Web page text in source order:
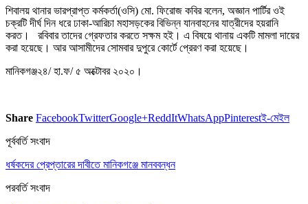
শিবালয় থানার ভারপ্রাপ্ত কর্মকর্তা(ওসি) মো. ফিরোজ কবির বলেন, অজ্ঞান পার্টির ওই
চক্রটি দীর্ঘ দিন ধরে ঢাকা-আরিচা মহাসড়কের বিভিন্ন যানবাহনের যাত্রীদের হয়রানি
করত। রবিবার তাদের গ্রেফতার করতে সক্ষম হই। এ বিষয়ে থানায় একটি মামলা দায়ের
করা হয়েছে। আর আসামীদের সোমবার দুপুরে কোর্টে প্রেরণ করা হয়েছে।
মানিকগঞ্জ২৪/ হা.ফ/ ৫ অক্টোবর ২০২০।
Share FacebookTwitterGoogle+ReddItWhatsAppPinterestই-মেইল
পূর্ববর্তি সংবাদ
ধর্ষকদের প্রেপ্তারের দাবীতে মানিকগঞ্জে মানববন্ধন
পরবর্তি সংবাদ